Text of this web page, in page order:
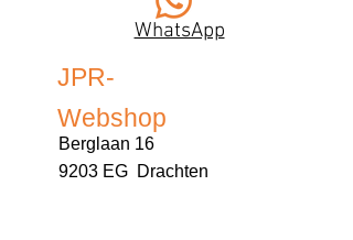
WhatsApp
JPR-
Webshop
Berglaan 16
9203 EG Drachten